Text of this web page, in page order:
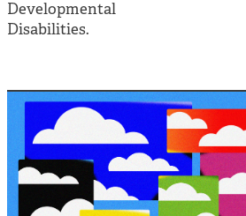
Developmental
Disabilities.